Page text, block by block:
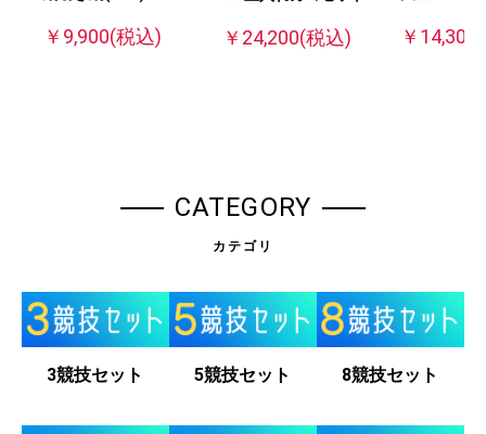
￥9,900(税込) ￥24,200(税込) ￥14,300
CATEGORY
カテゴリ
3競技セット 5競技セット 8競技セット